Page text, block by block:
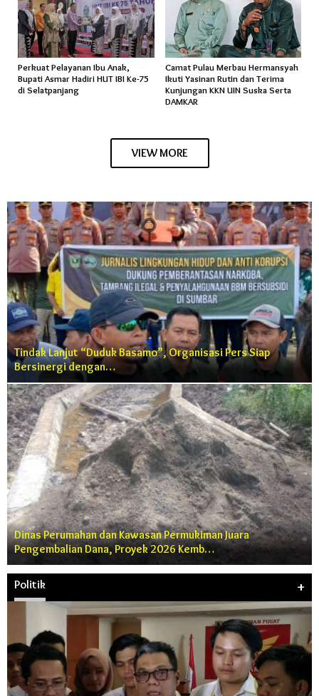
Perkuat Pelayanan Ibu Anak,
Bupati Asmar Hadiri HUT IBI Ke-75
di Selatpanjang
Camat Pulau Merbau Hermansyah
Ikuti Yasinan Rutin dan Terima
Kunjungan KKN UIN Suska Serta
DAMKAR
VIEW MORE
Tindak Lanjut “Duduk Basamo”, Organisasi Pers Siap
Bersinergi dengan…
Dinas Perumahan dan Kawasan Permukiman Juara
Pengembalian Dana, Proyek 2026 Kemb…
Politik +